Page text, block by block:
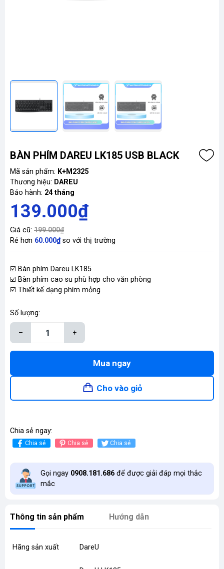
BÀN PHÍM DAREU LK185 USB BLACK
Mã sản phẩm: K+M2325
Thương hiệu: DAREU
Bảo hành: 24 tháng
139.000₫
Giá cũ: 199.000₫
Rẻ hơn 60.000₫so với thị trường
☑️ Bàn phím Dareu LK185
☑️ Bàn phím cao su phù hợp cho văn phòng
☑️ Thiết kế dạng phím mỏng
Số lượng:
– +
Mua ngay
Cho vào giỏ
Chia sẻ ngay:
Chia sẻ Chia sẻ Chia sẻ
Gọi ngay 0908.181.686 để được giải đáp mọi thắc
mắc
Thông tin sản phẩm Hướng dẫn
Hãng sản xuất DareU